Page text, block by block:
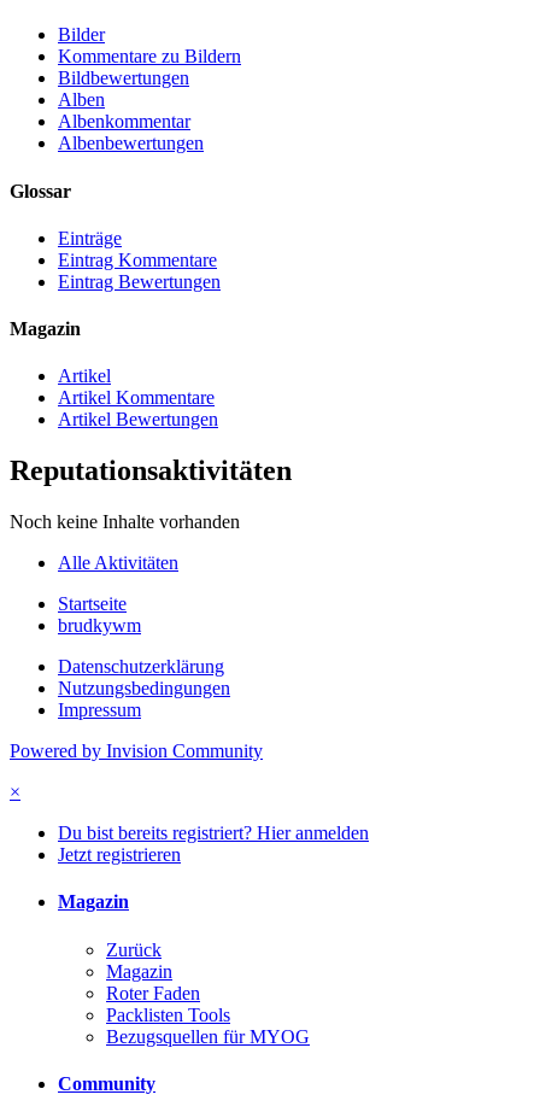
Bilder
Kommentare zu Bildern
Bildbewertungen
Alben
Albenkommentar
Albenbewertungen
Glossar
Einträge
Eintrag Kommentare
Eintrag Bewertungen
Magazin
Artikel
Artikel Kommentare
Artikel Bewertungen
Reputationsaktivitäten
Noch keine Inhalte vorhanden
Alle Aktivitäten
Startseite
brudkywm
Datenschutzerklärung
Nutzungsbedingungen
Impressum
Powered by Invision Community
×
Du bist bereits registriert? Hier anmelden
Jetzt registrieren
Magazin
Zurück
Magazin
Roter Faden
Packlisten Tools
Bezugsquellen für MYOG
Community